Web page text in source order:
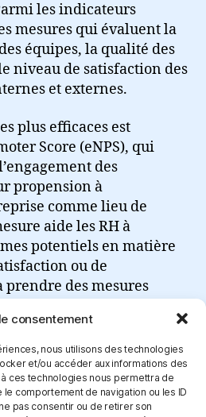
consentement
nous utilisons des technologies
et/ou accéder aux informations des
ces technologies nous permettra de
comportement de navigation ou les ID
pas consentir ou de retirer son
les indicateurs
mesures qui évaluent la
équipes, la qualité des
niveau de satisfaction des
et externes.
plus efficaces est
Score (eNPS), qui
des
propension à
comme lieu de
aide les RH à
potentiels en matière
ou de
prendre des mesures